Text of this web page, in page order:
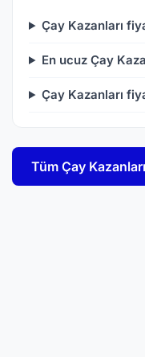
Çay Kazanları
En ucuz Çay
Çay Kazanları
Tüm Çay